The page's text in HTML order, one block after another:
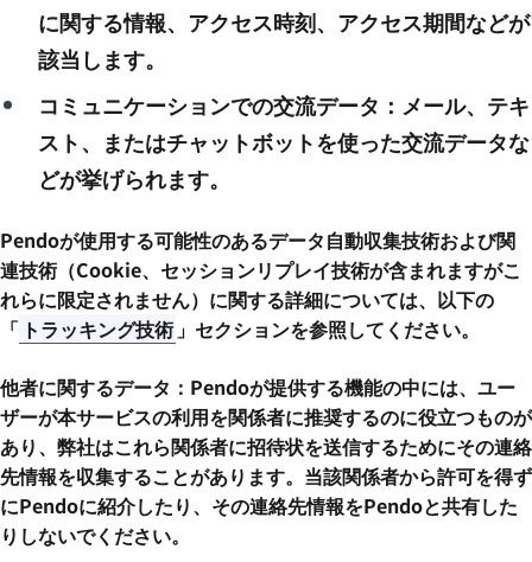
に関する情報、アクセス時刻、アクセス期間などが
該当します。
コミュニケーションでの交流データ：メール、テキ
スト、またはチャットボットを使った交流データな
どが挙げられます。
Pendoが使用する可能性のあるデータ自動収集技術および関
連技術（Cookie、セッションリプレイ技術が含まれますがこ
れらに限定されません）に関する詳細については、以下の
「 トラッキング技術 」セクションを参照してください。
他者に関するデータ：Pendoが提供する機能の中には、ユー
ザーが本サービスの利用を関係者に推奨するのに役立つものが
あり、弊社はこれら関係者に招待状を送信するためにその連絡
先情報を収集することがあります。当該関係者から許可を得ず
にPendoに紹介したり、その連絡先情報をPendoと共有した
りしないでください。